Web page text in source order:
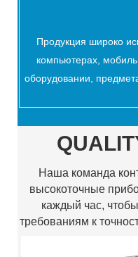
Продукция широко
компьютерах,
оборудовании,
Наша команда
высокоточные
каждый час,
требованиям к